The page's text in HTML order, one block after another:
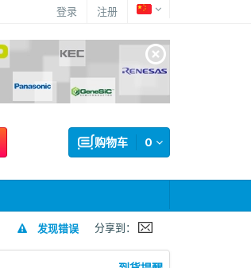
登录 注册
0
购物车
发现错误 分享到：